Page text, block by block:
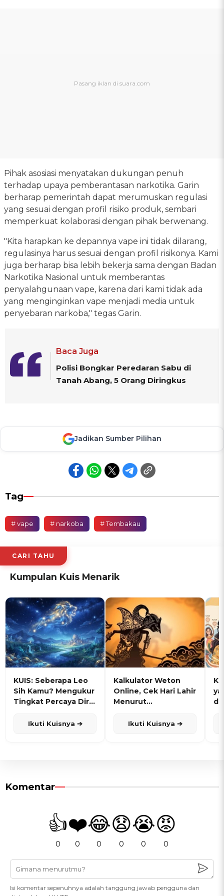
Pihak asosiasi menyatakan dukungan penuh
terhadap upaya pemberantasan narkotika. Garin
berharap pemerintah dapat merumuskan regulasi
yang sesuai dengan profil risiko produk, sembari
memperkuat kolaborasi dengan pihak berwenang.
"Kita harapkan ke depannya vape ini tidak dilarang,
regulasinya harus sesuai dengan profil risikonya. Kami
juga berharap bisa lebih bekerja sama dengan Badan
Narkotika Nasional untuk memberantas
penyalahgunaan vape, karena dari kami tidak ada
yang menginginkan vape menjadi media untuk
penyebaran narkoba," tegas Garin.
Baca Juga
Polisi Bongkar Peredaran Sabu di
Tanah Abang, 5 Orang Diringkus
Jadikan Sumber Pilihan
Tag
# vape # narkoba # Tembakau
CARI TAHU
Kumpulan Kuis Menarik
KUIS: Seberapa Leo
Sih Kamu? Mengukur
Tingkat Percaya Diri
Ikuti Kuisnya ➔
Kalkulator Weton
Online, Cek Hari Lahir
Menurut
Ikuti Kuisnya ➔
Komentar
👍
0
❤️
0
😂
0
😧
0
😭
0
😡
0
Isi komentar sepenuhnya adalah tanggung jawab pengguna dan